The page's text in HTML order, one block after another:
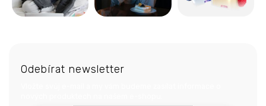
Odebírat newsletter